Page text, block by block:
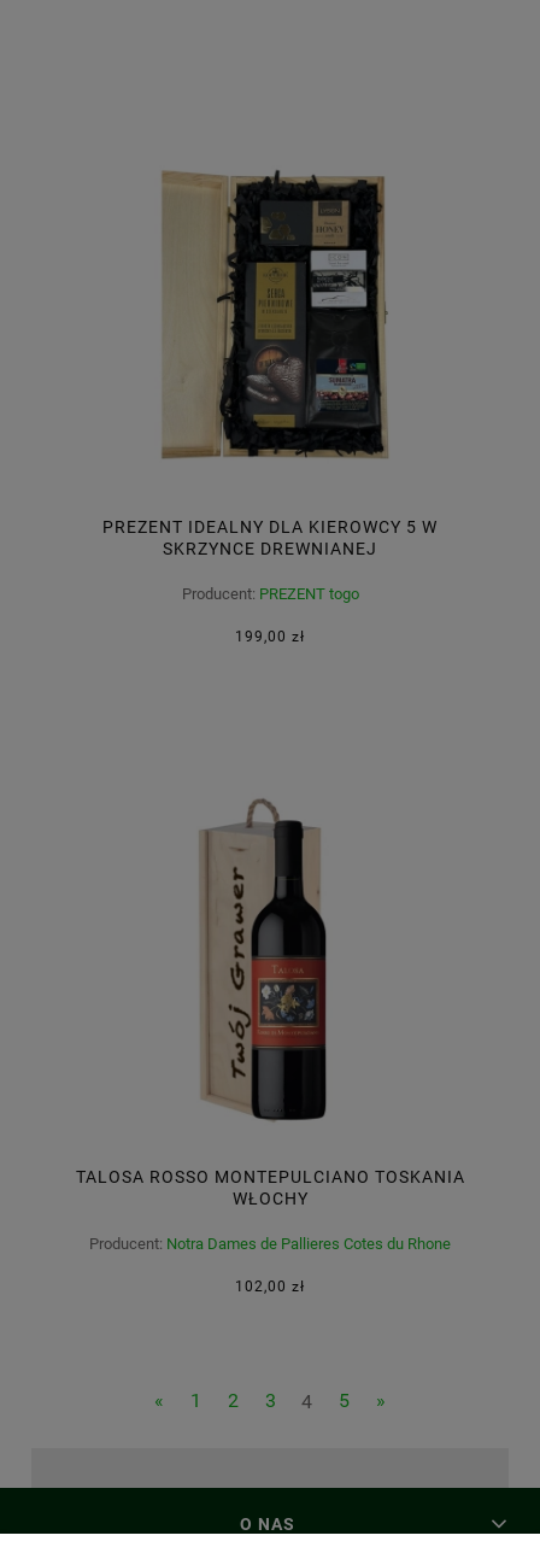
PREZENT IDEALNY DLA KIEROWCY 5 W
SKRZYNCE DREWNIANEJ
Producent: PREZENT togo
199,00 zł
TALOSA ROSSO MONTEPULCIANO TOSKANIA
WŁOCHY
Producent: Notra Dames de Pallieres Cotes du Rhone
102,00 zł
« 1 2 3 4 5 »
O NAS